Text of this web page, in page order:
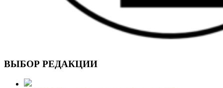
ВОЕННЫЕ СТРАНИЦЫ
СТАТЬИ ВОЕННОЙ ТЕМАТИКИ
ВЫБОР РЕДАКЦИИ